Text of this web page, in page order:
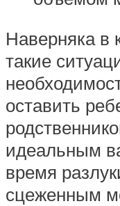
Наверняка в
такие
оставить
идеальным
время
сцеженным